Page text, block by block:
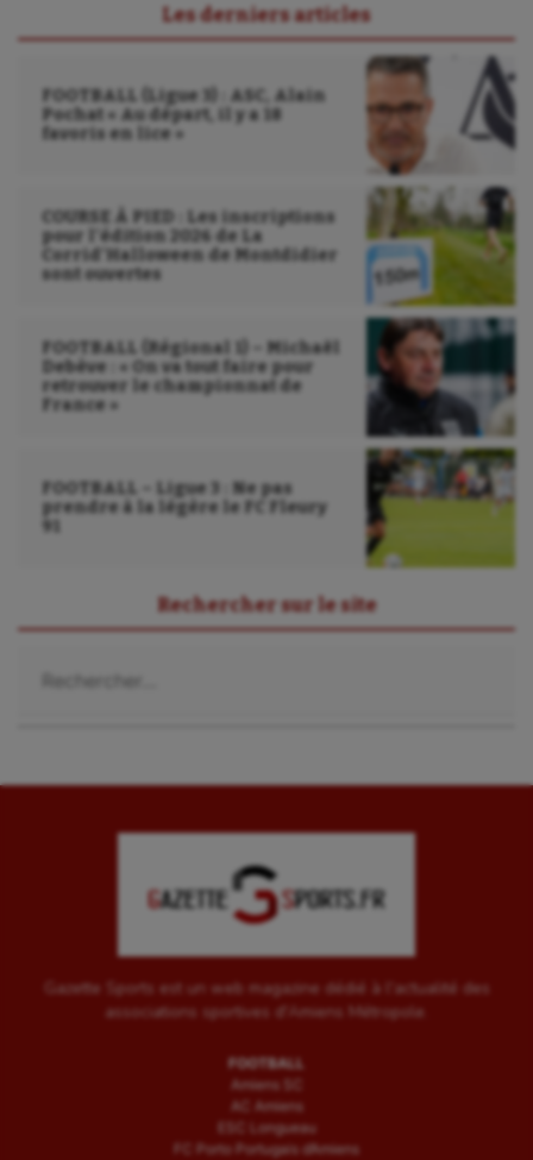
UNSS
Wakeboard
Les derniers articles
FOOTBALL (Ligue 3) : ASC, Alain
Pochat « Au départ, il y a 18
favoris en lice »
COURSE À PIED : Les inscriptions
pour l’édition 2026 de La
Corrid’Halloween de Montdidier
sont ouvertes
FOOTBALL (Régional 1) – Michaël
Debève : « On va tout faire pour
retrouver le championnat de
France »
FOOTBALL – Ligue 3 : Ne pas
prendre à la légère le FC Fleury
91
Rechercher sur le site
Gazette Sports est un web magazine dédié à l'actualité des
associations sportives d'Amiens Métropole.
FOOTBALL
Amiens SC
AC Amiens
ESC Longueau
FC Porto Portugais d’Amiens